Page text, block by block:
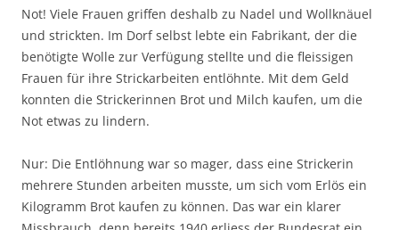
Not! Viele Frauen griffen deshalb zu Nadel und Wollknäuel
und strickten. Im Dorf selbst lebte ein Fabrikant, der die
benötigte Wolle zur Verfügung stellte und die fleissigen
Frauen für ihre Strickarbeiten entlöhnte. Mit dem Geld
konnten die Strickerinnen Brot und Milch kaufen, um die
Not etwas zu lindern.
Nur: Die Entlöhnung war so mager, dass eine Strickerin
mehrere Stunden arbeiten musste, um sich vom Erlös ein
Kilogramm Brot kaufen zu können. Das war ein klarer